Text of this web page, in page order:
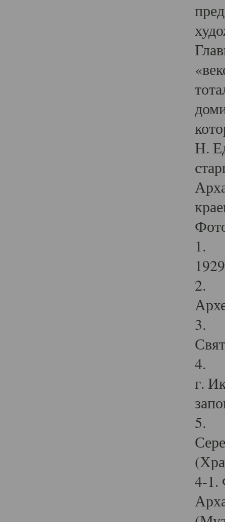
Н.
1.
2.
3.
4.
г.
5.
4-1.